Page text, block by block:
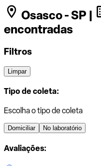
Osasco - SP |
encontradas
Filtros
Limpar
Tipo de coleta:
Escolha o tipo de coleta
Domiciliar No laboratório
Avaliações: